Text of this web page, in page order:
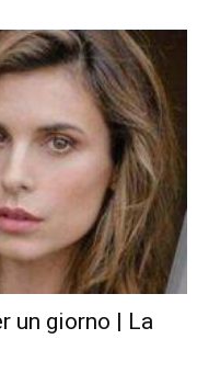
un giorno | La